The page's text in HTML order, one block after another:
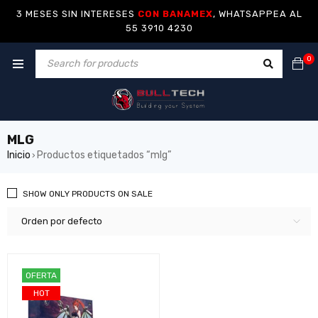
3 MESES SIN INTERESES CON BANAMEX, WHATSAPPEA AL
55 3910 4230
0
MLG
Inicio › Productos etiquetados “mlg”
Orden por defecto
SHOW ONLY PRODUCTS ON SALE
OFERTA
HOT